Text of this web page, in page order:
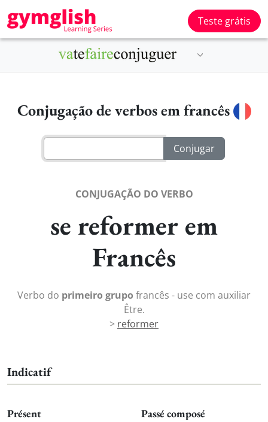
Teste grátis
Conjugação de verbos em francês
CONJUGAÇÃO DO VERBO
se reformer em
Francês
Verbo do primeiro grupo francês - use com auxiliar
Être.
> reformer
Indicatif
Présent Passé composé